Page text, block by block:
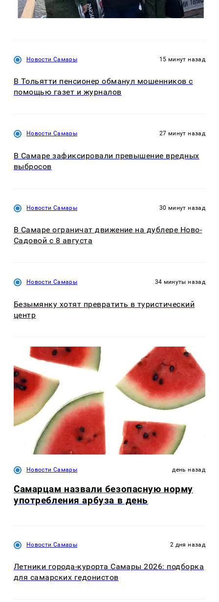
Новости Самары 15 минут назад
В Тольятти пенсионер обманул мошенников с
помощью газет и журналов
Новости Самары 27 минут назад
В Самаре зафиксировали превышение вредных
выбросов
Новости Самары 30 минут назад
В Самаре ограничат движение на дублере Ново-
Садовой с 8 августа
Новости Самары 34 минуты назад
Безымянку хотят превратить в туристический
центр
Новости Самары день назад
Самарцам назвали безопасную норму
употребления арбуза в день
Новости Самары 2 дня назад
Летники города-курорта Самары 2026: подборка
для самарских гедонистов